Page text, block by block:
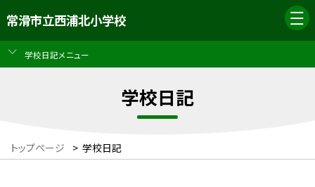
常滑市立西浦北小学校
学校日記メニュー
学校日記
トップページ > 学校日記